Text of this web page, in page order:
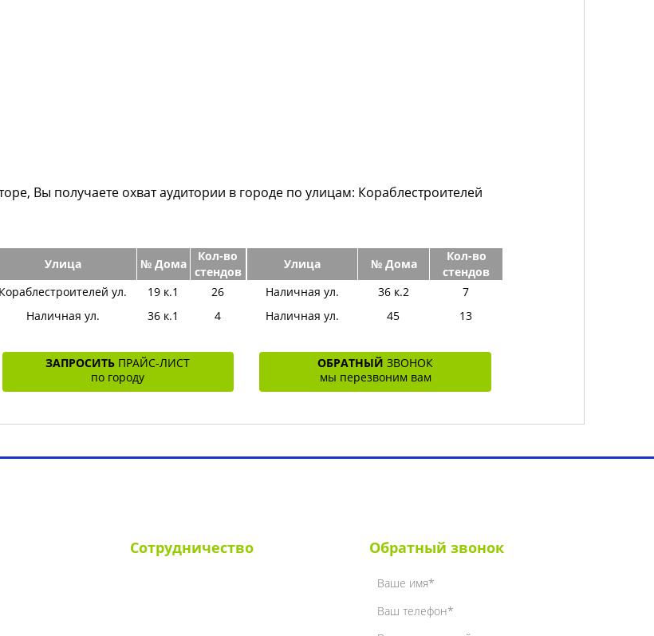
Вы получаете охват аудитории в городе по улицам: Кораблестроителей
Улица № Дома
Кол-во
стендов
Кораблестроителей ул.
19 к.1
26
Наличная ул.
36 к.1 4
Улица № Дома
Кол-во
стендов
Наличная ул.
36 к.2
7
Наличная ул.
45 13
ЗАПРОСИТЬ ПРАЙС-ЛИСТ
по городу
ОБРАТНЫЙ ЗВОНОК
мы перезвоним вам
Сотрудничество Обратный звонок